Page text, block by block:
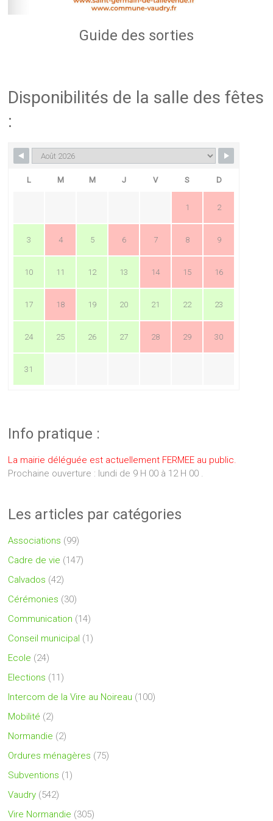
Guide des sorties
Disponibilités de la salle des fêtes
:
L M M J V S D
1 2
3 4 5 6 7 8 9
10 11 12 13 14 15 16
17 18 19 20 21 22 23
24 25 26 27 28 29 30
31
Info pratique :
La mairie déléguée est actuellement FERMEE au public.
Prochaine ouverture : lundi de 9 H 00 à 12 H 00 .
Les articles par catégories
Associations (99)
Cadre de vie (147)
Calvados (42)
Cérémonies (30)
Communication (14)
Conseil municipal (1)
Ecole (24)
Elections (11)
Intercom de la Vire au Noireau (100)
Mobilité (2)
Normandie (2)
Ordures ménagères (75)
Subventions (1)
Vaudry (542)
Vire Normandie (305)